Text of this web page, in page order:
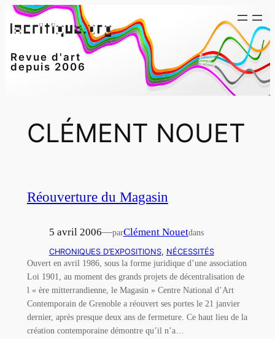
Aller
au
Revue d'art
depuis 2006
CLÉMENT NOUET
Réouverture du Magasin
5 avril 2006—parClément Nouetdans
CHRONIQUES D’EXPOSITIONS, NÉCESSITÉS
Ouvert en avril 1986, sous la forme juridique d’une association
Loi 1901, au moment des grands projets de décentralisation de
l « ère mitterrandienne, le Magasin » Centre National d’Art
Contemporain de Grenoble a réouvert ses portes le 21 janvier
dernier, après presque deux ans de fermeture. Ce haut lieu de la
création contemporaine démontre qu’il n’a…